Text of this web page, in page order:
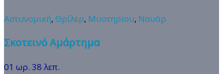
Αστυνομική, Θρίλερ, Μυστηρίου, Νουάρ
Σκοτεινό Αμάρτημα
01 ωρ. 38 λεπ.